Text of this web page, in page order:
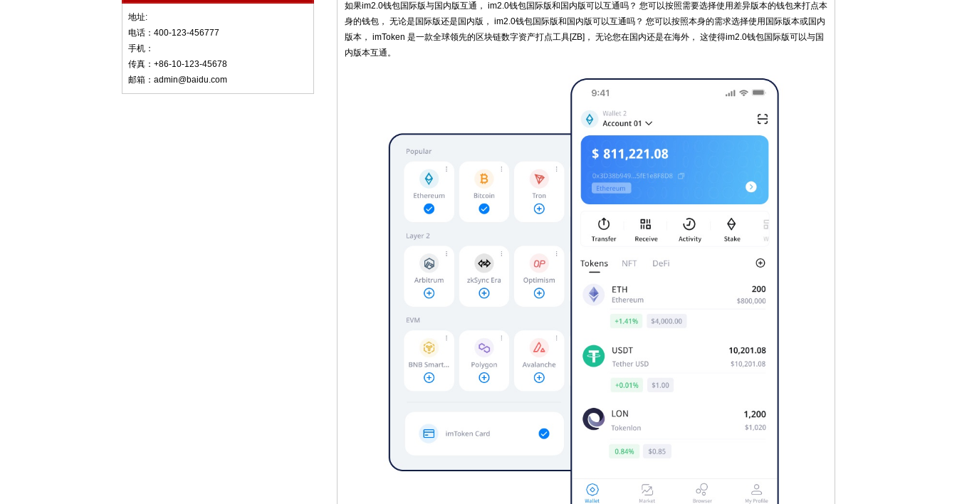
地址:
电话：400-123-456777
手机：
传真：+86-10-123-45678
邮箱：admin@baidu.com
如果im2.0钱包国际版与国内版互通， im2.0钱包国际版和国内版可以互通吗？ 您可以按照需要选择使用差异版本的钱包来打点本
身的钱包， 无论是国际版还是国内版， im2.0钱包国际版和国内版可以互通吗？ 您可以按照本身的需求选择使用国际版本或国内
版本， imToken 是一款全球领先的区块链数字资产打点工具[ZB]， 无论您在国内还是在海外， 这使得im2.0钱包国际版可以与国
内版本互通。